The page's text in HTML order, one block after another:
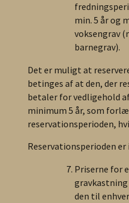
min. 5 år og
voksengrav
barnegrav).
Det er muligt at
betinges af at den, der
betaler for vedligehold
minimum 5 år, som
reservationsperioden,
Reservationsperioden
Priserne for
den til